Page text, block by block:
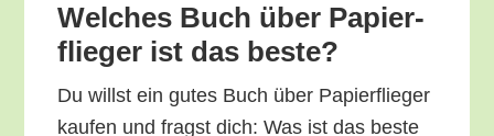
Wel­ches Buch über Papier­
flie­ger ist das beste?
Du willst ein gutes Buch über Papier­flie­ger
kau­fen und fragst dich: Was ist das bes­te